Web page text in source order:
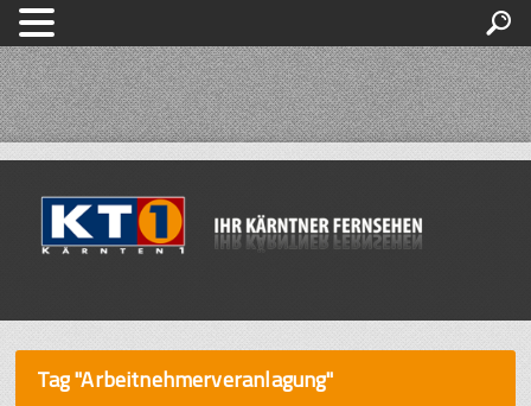
Tag "Arbeitnehmerveranlagung"